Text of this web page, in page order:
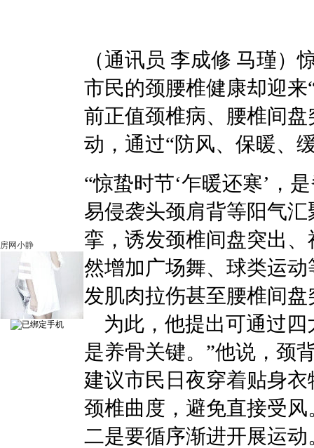
房网小静
（通讯员 李成修 马瑾
市民的颈腰椎健康却迎
前正值颈椎病、腰椎间
动，通过“防风、保暖、
“惊蛰时节‘乍暖还寒’，
易侵袭头颈肩背等阳气
挛，诱发颈椎间盘突出
然增加广场舞、球类运
发肌肉拉伤甚至腰椎间
为此，他提出可通过四
是养骨关键。”他说，颈
建议市民日夜穿着贴身
颈椎曲度，避免直接受
二是要循序渐进开展运